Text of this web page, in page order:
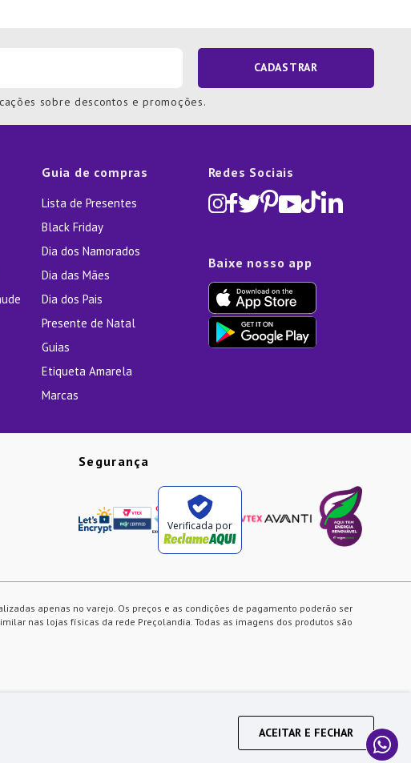
ACEITAR E FECHAR
CADASTRAR
sobre descontos e promoções.
Guia de compras
Lista de Presentes
Black Friday
Dia dos Namorados
Dia das Mães
Dia dos Pais
Presente de Natal
Guias
Etiqueta Amarela
Marcas
Redes Sociais
Baixe nosso app
Segurança
Verificada por
apenas no varejo. Os preços e as condições de pagamento poderão ser
nas lojas físicas da rede Preçolandia. Todas as imagens dos produtos são